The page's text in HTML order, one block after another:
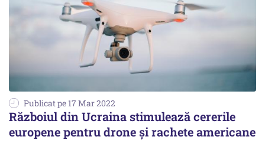
Publicat pe 17 Mar 2022
Războiul din Ucraina stimulează cererile
europene pentru drone şi rachete americane